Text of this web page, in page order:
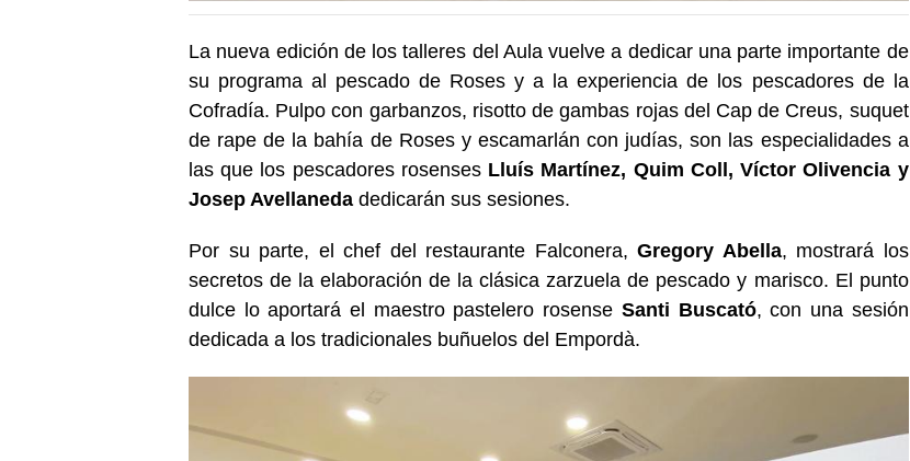
La nueva edición de los talleres del Aula vuelve a dedicar una parte importante de
su programa al pescado de Roses y a la experiencia de los pescadores de la
Cofradía. Pulpo con garbanzos, risotto de gambas rojas del Cap de Creus, suquet
de rape de la bahía de Roses y escamarlán con judías, son las especialidades a
las que los pescadores rosenses Lluís Martínez, Quim Coll, Víctor Olivencia y
Josep Avellaneda dedicarán sus sesiones.
Por su parte, el chef del restaurante Falconera,Gregory Abella, mostrará los
secretos de la elaboración de la clásica zarzuela de pescado y marisco. El punto
dulce lo aportará el maestro pastelero rosense Santi Buscató, con una sesión
dedicada a los tradicionales buñuelos del Empordà.